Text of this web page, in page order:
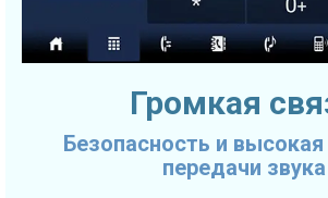
Громкая
Безопасность и высокая
передачи звука